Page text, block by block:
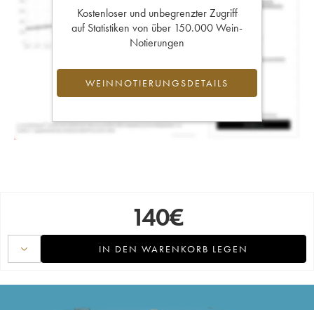
Kostenloser und unbegrenzter Zugriff
auf Statistiken von über 150.000 Wein-
Notierungen
WEINNOTIERUNGSDETAILS
140€
IN DEN WARENKORB LEGEN